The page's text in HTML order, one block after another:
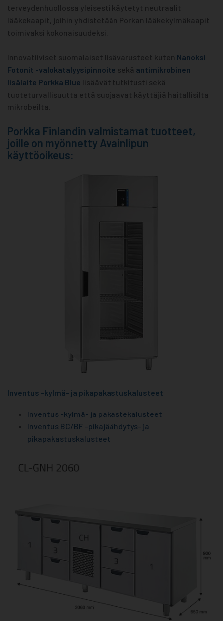
terveydenhuollossa yleisesti käytetyt neutraalit
lääkekaapit, joihin yhdistetään Porkan lääkekylmäkaapit
toimivaksi kokonaisuudeksi.
Innovatiiviset suomalaiset lisävarusteet kuten Nanoksi
Fotonit -valokatalyysipinnoite sekä antimikrobinen
lisälaite Porkka Blue lisäävät tutkitusti sekä
tuoteturvallisuutta että suojaavat käyttäjiä haitallisilta
mikrobeilta.
Porkka Finlandin valmistamat tuotteet,
joille on myönnetty Avainlipun
käyttöoikeus:
Inventus -kylmä- ja pikapakastuskalusteet
Inventus -kylmä- ja pakastekalusteet
Inventus BC/BF -pikajäähdytys- ja
pikapakastuskalusteet